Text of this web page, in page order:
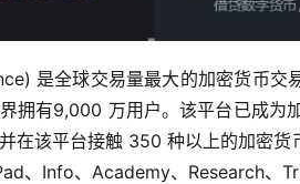
是全球交易量最大的加密货币
拥有9,000 万用户。该平台已成为
在该平台接触 350 种以上的加密
、Info、Academy、Research、